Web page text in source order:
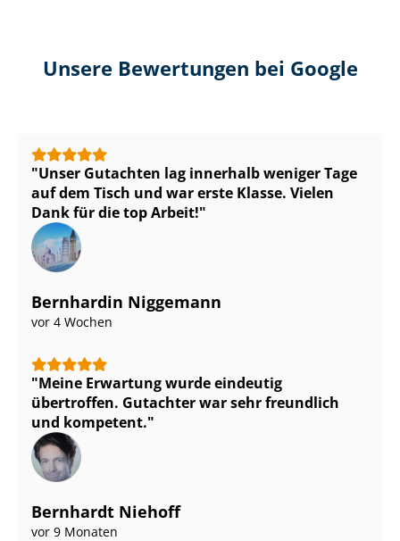
Unsere Bewertungen bei Google
Unser Gutachten lag innerhalb weniger Tage
auf dem Tisch und war erste Klasse. Vielen
Dank für die top Arbeit!
Bernhardin Niggemann
vor 4 Wochen
Meine Erwartung wurde eindeutig
übertroffen. Gutachter war sehr freundlich
und kompetent.
Bernhardt Niehoff
vor 9 Monaten